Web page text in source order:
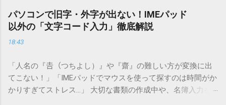
パソコンで旧字・外字が出ない！IMEパッド
以外の「文字コード入力」徹底解説
18:43
「人名の『𠮷（つちよし）』や『齋』の難しい方が変換に出
てこない！」「IMEパッドでマウスを使って探すのは時間がか
かりすぎてストレス…」 大切な書類の作成中や、名簿入力を